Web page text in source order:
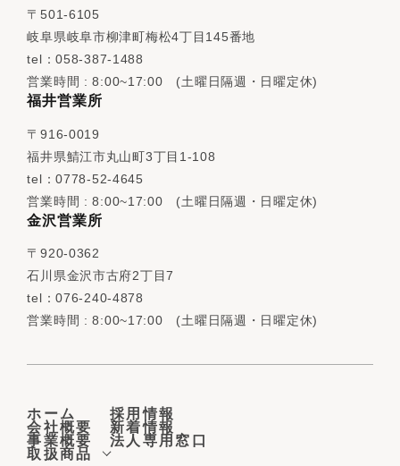
〒501-6105
岐阜県岐阜市柳津町梅松4丁目145番地
tel：058-387-1488
営業時間 : 8:00~17:00 (土曜日隔週・日曜定休)
福井営業所
〒916-0019
福井県鯖江市丸山町3丁目1-108
tel：0778-52-4645
営業時間 : 8:00~17:00 (土曜日隔週・日曜定休)
金沢営業所
〒920-0362
石川県金沢市古府2丁目7
tel：076-240-4878
営業時間 : 8:00~17:00 (土曜日隔週・日曜定休)
ホーム
会社概要
事業概要
取扱商品
採用情報
新着情報
法人専用窓口